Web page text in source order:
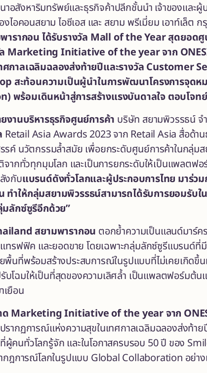
สังหาริมทรัพย์และธุรกิจค้าปลีกชั้นนำ เจ้าของและผู้
ไอคอนสยาม ไอซีเอส และ สยาม พรีเมี่ยม เอาท์เล็ต ก
ารากอน ได้รับรางวัล Mall of the Yearสุดยอดศู
Marketing Initiative of the yearจาก
กาลเฉลิมฉลองส่งท้ายปีและรางวัล Customer
สะท้อนความเป็นผู้นำในการพัฒนาโครงการจุดห
พร้อมเดินหน้าสู่การสร้างแรงบันดาลใจ ตอบโจท
งานบริหารธุรกิจศูนย์การค้า บริษัท สยามพิวรรธน์ จ
Retail Asia Awards 2023 จาก Retail Asia สื่อด้า
รค์ นวัตกรรมล้ำสมัย เพื่อยกระดับศูนย์การค้าในกลุ่ม
ากทั่วทุกมุมโลก และเป็นการยกระดับให้เป็นแพลตฟ
งกับแบรนด์ดังทั่วโลกและผู้ประกอบการไทย มาร่ว
ำให้กลุ่มสยามพิวรรธน์สามารถได้รับการยอมรับ
มลักซ์ซูรีอีกด้วย”
สยามพารากอน ตอกย้ำความเป็นแลนด์มาร์ค
ทรฟฟิค และยอดขาย โดยเฉพาะกลุ่มลักซ์ซูรีแบรนด์
พื้นที่พร้อมสร้างประสบการณ์ในรูปแบบที่ไม่เคยเกิดขึ้
โฉมให้เป็นที่สุดของความเลิศล้ำ เป็นแพลตฟอร์มต้
เยือน
ด Marketing Initiative of the yearจาก
รากฏการณ์แห่งความสุขในเทศกาลเฉลิมฉลองส่งท้า
ทั่วโลกรู้จัก และในโอกาสครบรอบ 50 ปี ของ
กฎการณ์โลกในรูปแบบ Global Collaboration อย่า